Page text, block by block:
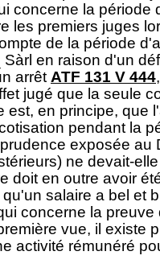
concerne la période
les premiers juges
de la période
en raison d'un
arrêt ATF 131 V 444
jugé que la seule
est, en principe, que
pendant la
exposée au
ne devait-
doit en outre avoir
salaire a bel et
concerne la
vue, il existe
activité rémunéré